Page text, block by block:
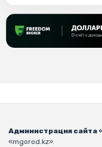
Администрация сайта
«mgorod.kz».